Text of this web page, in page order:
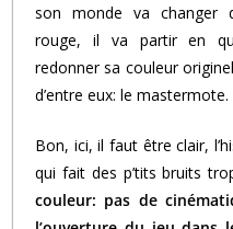
son monde va changer
rouge, il va partir en
redonner sa couleur
d’entre eux: le mastermote.
Bon, ici, il faut être clair,
qui fait des p’tits bruits
couleur: pas de